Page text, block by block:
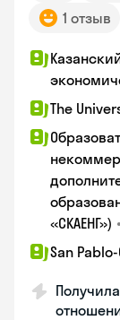
1 отзыв
The
«СКАЕНГ») •
San